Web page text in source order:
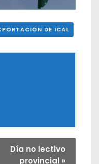
DE ICAL
Día no lectivo
provincial »